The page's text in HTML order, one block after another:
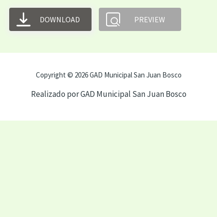
DOWNLOAD PREVIEW
Copyright © 2026 GAD Municipal San Juan Bosco
Realizado por GAD Municipal San Juan Bosco